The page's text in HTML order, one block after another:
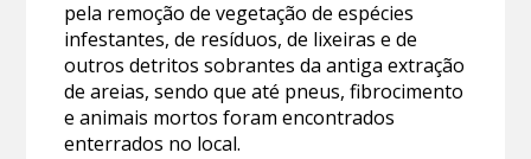
pela remoção de vegetação de espécies
infestantes, de resíduos, de lixeiras e de
outros detritos sobrantes da antiga extração
de areias, sendo que até pneus, fibrocimento
e animais mortos foram encontrados
enterrados no local.